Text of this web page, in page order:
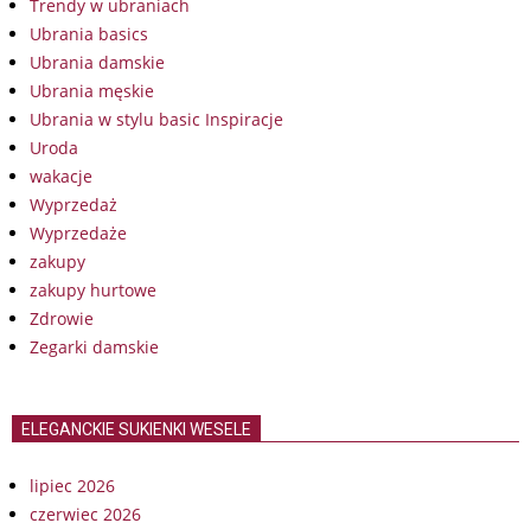
Trendy w ubraniach
Ubrania basics
Ubrania damskie
Ubrania męskie
Ubrania w stylu basic Inspiracje
Uroda
wakacje
Wyprzedaż
Wyprzedaże
zakupy
zakupy hurtowe
Zdrowie
Zegarki damskie
ELEGANCKIE SUKIENKI WESELE
lipiec 2026
czerwiec 2026